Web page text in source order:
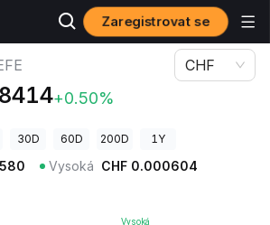
Zaregistrovat se
HEFE HEFE
+0.50%
CHF
30D 60D 200D 1Y
Vysoká CHF 0.000604